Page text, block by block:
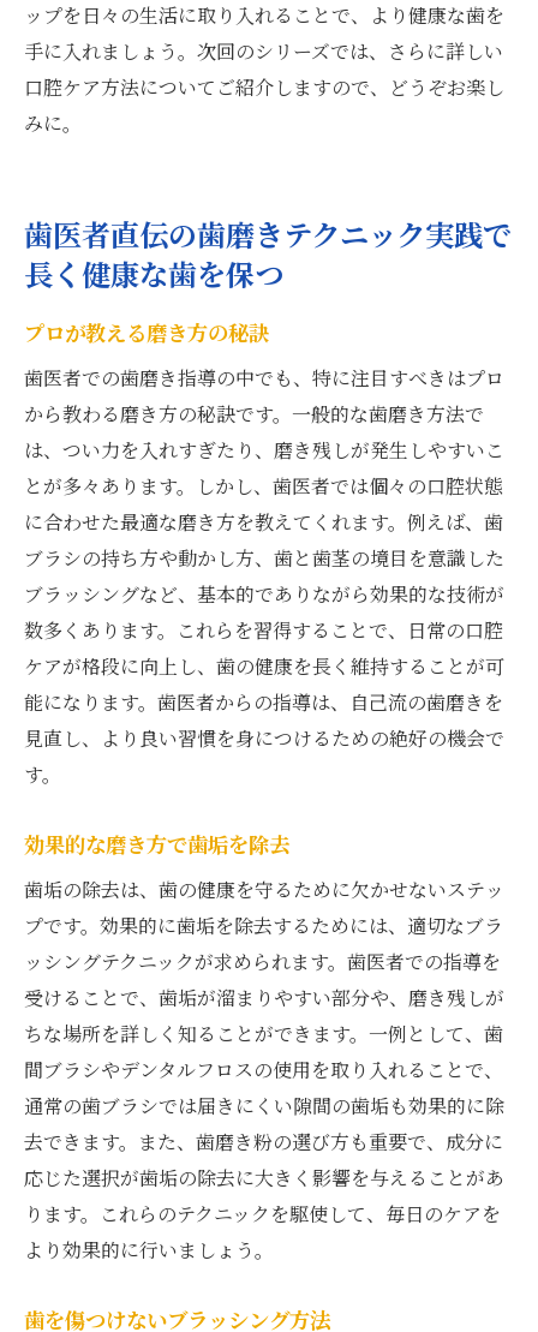
ップを日々の生活に取り入れることで、より健康な歯を
手に入れましょう。次回のシリーズでは、さらに詳しい
口腔ケア方法についてご紹介しますので、どうぞお楽し
みに。
歯医者直伝の歯磨きテクニック実践で
長く健康な歯を保つ
プロが教える磨き方の秘訣
歯医者での歯磨き指導の中でも、特に注目すべきはプロ
から教わる磨き方の秘訣です。一般的な歯磨き方法で
は、つい力を入れすぎたり、磨き残しが発生しやすいこ
とが多々あります。しかし、歯医者では個々の口腔状態
に合わせた最適な磨き方を教えてくれます。例えば、歯
ブラシの持ち方や動かし方、歯と歯茎の境目を意識した
ブラッシングなど、基本的でありながら効果的な技術が
数多くあります。これらを習得することで、日常の口腔
ケアが格段に向上し、歯の健康を長く維持することが可
能になります。歯医者からの指導は、自己流の歯磨きを
見直し、より良い習慣を身につけるための絶好の機会で
す。
効果的な磨き方で歯垢を除去
歯垢の除去は、歯の健康を守るために欠かせないステッ
プです。効果的に歯垢を除去するためには、適切なブラ
ッシングテクニックが求められます。歯医者での指導を
受けることで、歯垢が溜まりやすい部分や、磨き残しが
ちな場所を詳しく知ることができます。一例として、歯
間ブラシやデンタルフロスの使用を取り入れることで、
通常の歯ブラシでは届きにくい隙間の歯垢も効果的に除
去できます。また、歯磨き粉の選び方も重要で、成分に
応じた選択が歯垢の除去に大きく影響を与えることがあ
ります。これらのテクニックを駆使して、毎日のケアを
より効果的に行いましょう。
歯を傷つけないブラッシング方法